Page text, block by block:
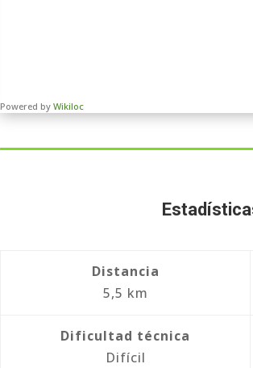
Powered byWikiloc
Distancia
5,5 km
Dificultad técnica
Difícil